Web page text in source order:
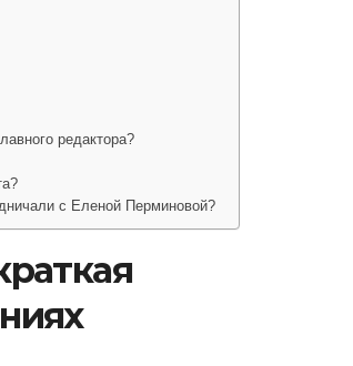
редактора?
с Еленой Перминовой?